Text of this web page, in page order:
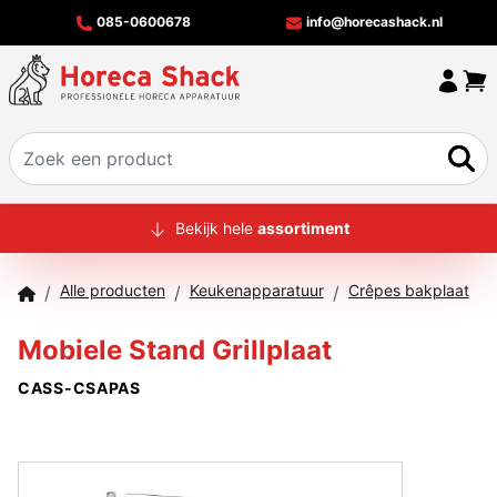
085-0600678 info@horecashack.nl
HOME
MERKEN
Bekijk hele assortiment
/ Alle producten / Keukenapparatuur / Crêpes bakplaat
Mobiele Stand Grillplaat
CASS-CSAPAS